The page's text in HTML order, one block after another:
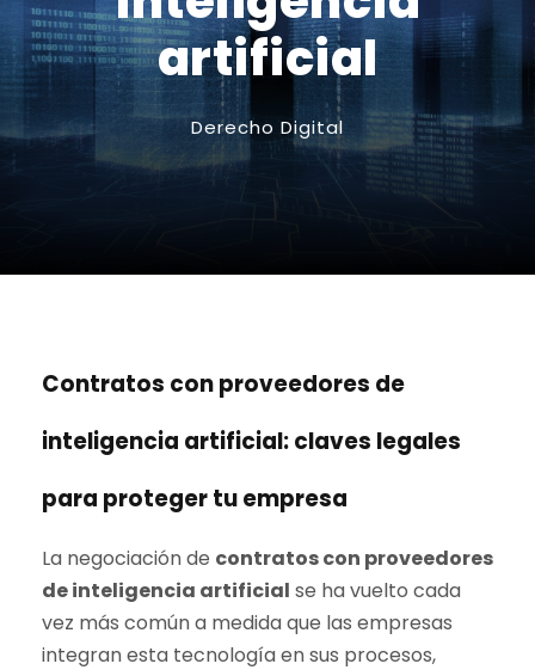
artificial
Derecho Digital
Contratos con proveedores de
inteligencia artificial: claves legales
para proteger tu empresa
La negociación de contratos con proveedores
de inteligencia artificial se ha vuelto cada
vez más común a medida que las empresas
integran esta tecnología en sus procesos,